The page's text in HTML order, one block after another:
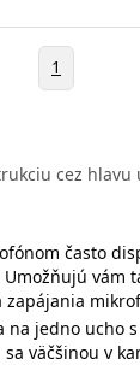
1
cez hlavu
často
vám
na jedno ucho
väčšinou v